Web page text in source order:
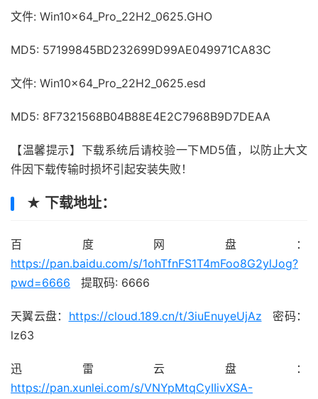
文件: Win10x64_Pro_22H2_0625.GHO
MD5: 57199845BD232699D99AE049971CA83C
文件: Win10x64_Pro_22H2_0625.esd
MD5: 8F7321568B04B88E4E2C7968B9D7DEAA
【温馨提示】下载系统后请校验一下MD5值，以防止大文
件因下载传输时损坏引起安装失败！
★ 下载地址：
百度网盘：
https://pan.baidu.com/s/1ohTfnFS1T4mFoo8G2ylJog?
pwd=6666 提取码: 6666
天翼云盘： https://cloud.189.cn/t/3iuEnuyeUjAz 密码：
lz63
迅雷云盘：
https://pan.xunlei.com/s/VNYpMtqCyIIivXSA-